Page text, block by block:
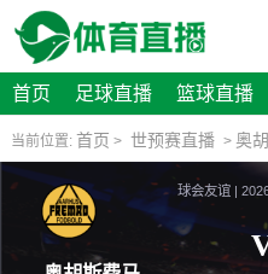
首页 足球直播 篮球直播
当前位置: 首页 > 世预赛直播 > 奥
球会